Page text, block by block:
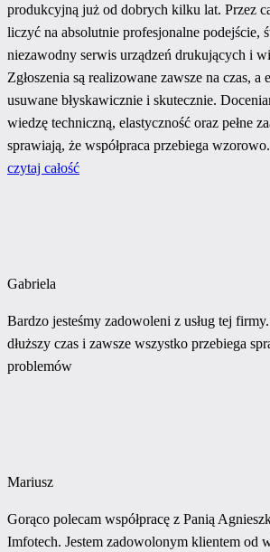
produkcyjną już od dobrych kilku lat. Przez
liczyć na absolutnie profesjonalne podejście,
niezawodny serwis urządzeń drukujących i
Zgłoszenia są realizowane zawsze na czas, a
usuwane błyskawicznie i skutecznie.
wiedzę techniczną, elastyczność oraz pełne
sprawiają, że współpraca przebiega
czytaj całość
Gabriela
Bardzo jesteśmy zadowoleni z usług tej
dłuższy czas i zawsze wszystko przebiega
problemów
Mariusz
Gorąco polecam współpracę z Panią
Imfotech. Jestem zadowolonym klientem od